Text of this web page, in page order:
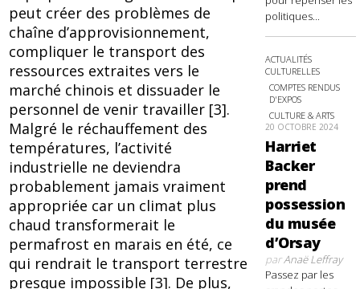
peut créer des problèmes de
chaîne d’approvisionnement,
compliquer le transport des
ressources extraites vers le
marché chinois et dissuader le
personnel de venir travailler [3].
Malgré le réchauffement des
températures, l’activité
industrielle ne deviendra
probablement jamais vraiment
appropriée car un climat plus
chaud transformerait le
permafrost en marais en été, ce
qui rendrait le transport terrestre
presque impossible [3]. De plus,
politiques...
ACTUALITÉS
CULTURELLES
COMPTES RENDUS
D'EXPOS
CULTURE & ARTS
20 OCTOBRE 2024
Harriet
Backer
prend
possession
du musée
d’Orsay
parAnaë Leffray
Passez par les